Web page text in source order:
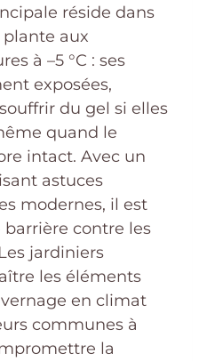
réside dans
aux
à –5 °C : ses
exposées,
du gel si elles
quand le
intact. Avec un
astuces
modernes, il est
contre les
jardiniers
les éléments
en climat
communes à
la